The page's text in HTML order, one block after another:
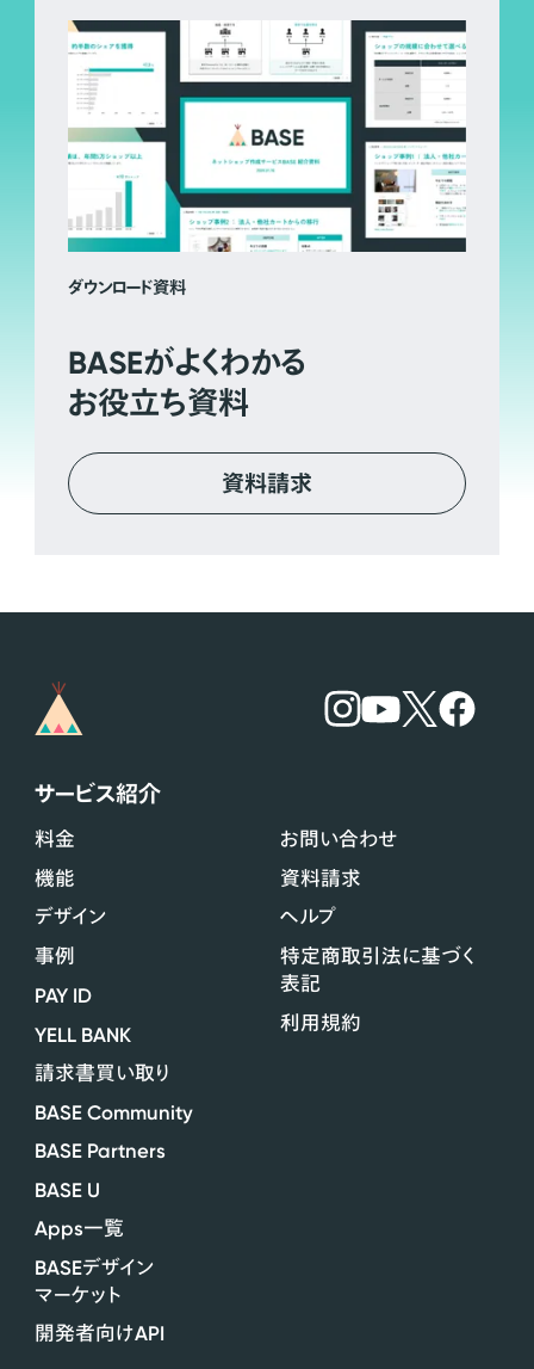
ダウンロード資料
BASEがよくわかる
お役立ち資料
資料請求
サービス紹介
料金
機能
デザイン
事例
PAY ID
YELL BANK
請求書買い取り
BASE Community
BASE Partners
BASE U
Apps一覧
BASEデザイン
マーケット
開発者向けAPI
お問い合わせ
資料請求
ヘルプ
特定商取引法に基づく
表記
利用規約